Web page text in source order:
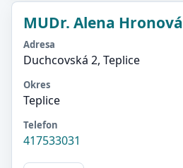
MUDr. Alena Hronová
Adresa
Duchcovská 2, Teplice
Okres
Teplice
Telefon
417533031